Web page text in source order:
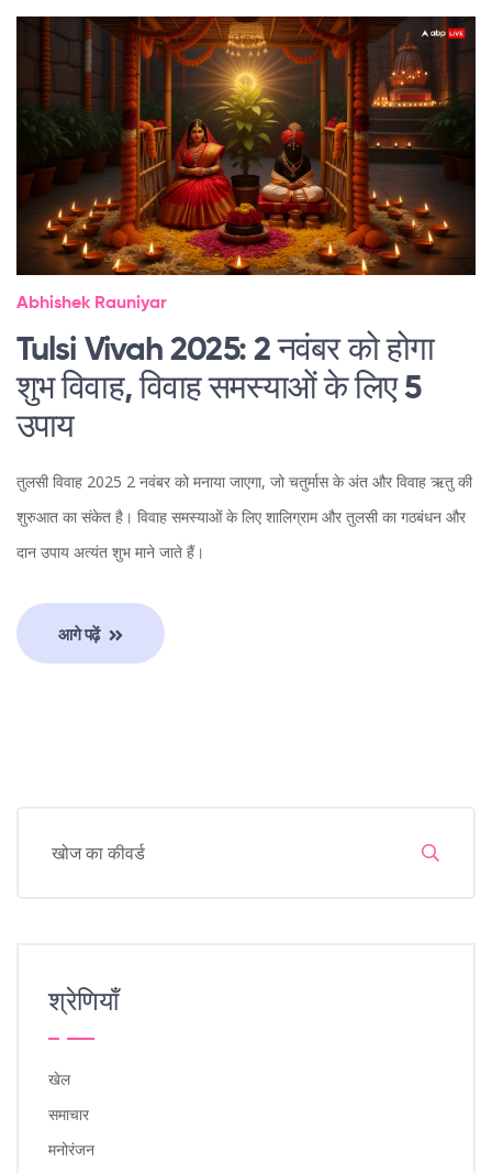
Abhishek Rauniyar
Tulsi Vivah 2025: 2 नवंबर को होगा
शुभ विवाह, विवाह समस्याओं के लिए 5
उपाय
तुलसी विवाह 2025 2 नवंबर को मनाया जाएगा, जो चतुर्मास के अंत और विवाह ऋतु की
शुरुआत का संकेत है। विवाह समस्याओं के लिए शालिग्राम और तुलसी का गठबंधन और
दान उपाय अत्यंत शुभ माने जाते हैं।
आगे पढ़ें
श्रेणियाँ
खेल
समाचार
मनोरंजन